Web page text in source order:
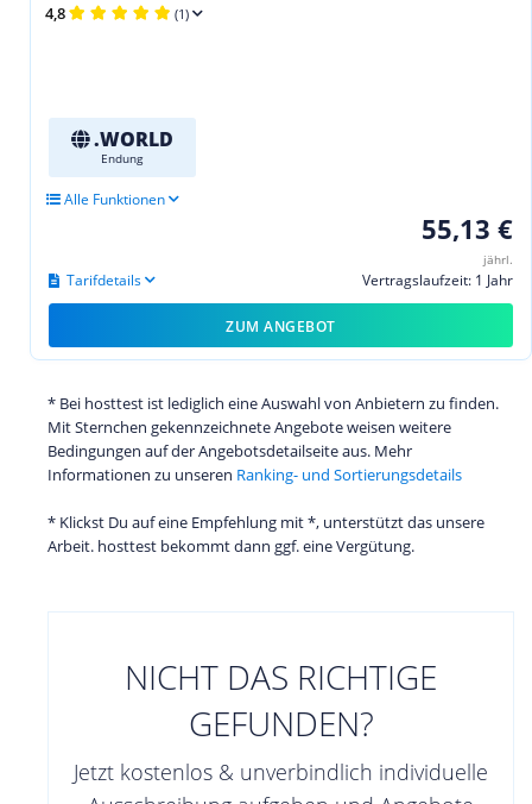
4,8 (1)
.WORLD
Endung
Alle Funktionen
55,13 €
jährl.
Vertragslaufzeit: 1 Jahr
Tarifdetails
ZUM ANGEBOT
* Bei hosttest ist lediglich eine Auswahl von Anbietern zu finden.
Mit Sternchen gekennzeichnete Angebote weisen weitere
Bedingungen auf der Angebotsdetailseite aus. Mehr
Informationen zu unseren Ranking- und Sortierungsdetails
* Klickst Du auf eine Empfehlung mit *, unterstützt das unsere
Arbeit. hosttest bekommt dann ggf. eine Vergütung.
NICHT DAS RICHTIGE
GEFUNDEN?
Jetzt kostenlos & unverbindlich individuelle